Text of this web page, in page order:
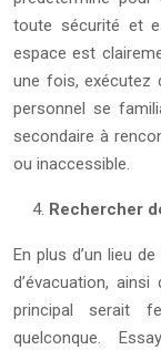
toute sécurité et
espace est
une fois, exécutez
personnel se
secondaire à
ou inaccessible.
Rechercher
En plus d’un lieu
d’évacuation,
principal serait
quelconque.